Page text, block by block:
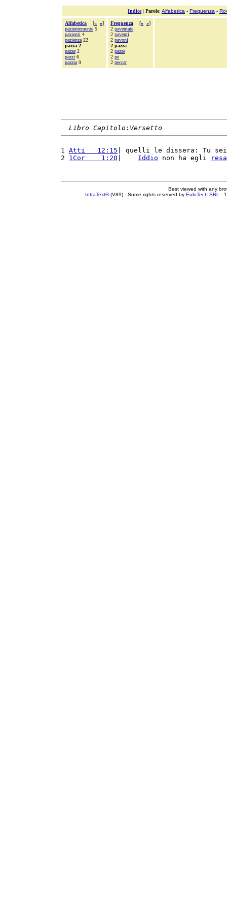
Indice| Parole: Alfabetica - Frequenza -
Alfabetica [« »]
pazientemente 5
pazienti 4
pazienza 22
pazza 2
pazze 2
pazzi 6
pazzia 9
Frequenza [« »]
2 paventate
2 paventi
2 pavoni
2 pazza
2 pazze
2 pe
2 peccar
Libro Capitolo:Versetto
1 Atti   12:15 | quelli le dissera: Tu
2 1Cor    1:20 Iddio non ha egli resa
Best viewed with any
IntraText®(V89) - Some rights reserved by EuloTech SRL -